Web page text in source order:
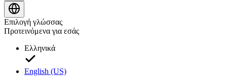
Επιλογή γλώσσας
Προτεινόμενα για εσάς
Ελληνικά
English (US)